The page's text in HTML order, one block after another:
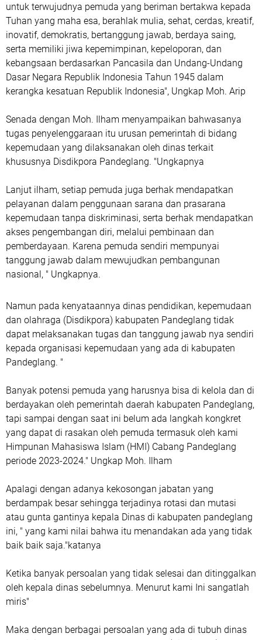
untuk terwujudnya pemuda yang beriman bertakwa kepada
Tuhan yang maha esa, berahlak mulia, sehat, cerdas, kreatif,
inovatif, demokratis, bertanggung jawab, berdaya saing,
serta memiliki jiwa kepemimpinan, kepeloporan, dan
kebangsaan berdasarkan Pancasila dan Undang-Undang
Dasar Negara Republik Indonesia Tahun 1945 dalam
kerangka kesatuan Republik Indonesia", Ungkap Moh. Arip
Senada dengan Moh. Ilham menyampaikan bahwasanya
tugas penyelenggaraan itu urusan pemerintah di bidang
kepemudaan yang dilaksanakan oleh dinas terkait
khususnya Disdikpora Pandeglang. "Ungkapnya
Lanjut ilham, setiap pemuda juga berhak mendapatkan
pelayanan dalam penggunaan sarana dan prasarana
kepemudaan tanpa diskriminasi, serta berhak mendapatkan
akses pengembangan diri, melalui pembinaan dan
pemberdayaan. Karena pemuda sendiri mempunyai
tanggung jawab dalam mewujudkan pembangunan
nasional, " Ungkapnya.
Namun pada kenyataannya dinas pendidikan, kepemudaan
dan olahraga (Disdikpora) kabupaten Pandeglang tidak
dapat melaksanakan tugas dan tanggung jawab nya sendiri
kepada organisasi kepemudaan yang ada di kabupaten
Pandeglang. "
Banyak potensi pemuda yang harusnya bisa di kelola dan di
berdayakan oleh pemerintah daerah kabupaten Pandeglang,
tapi sampai dengan saat ini belum ada langkah kongkret
yang dapat di rasakan oleh pemuda termasuk oleh kami
Himpunan Mahasiswa Islam (HMI) Cabang Pandeglang
periode 2023-2024." Ungkap Moh. Ilham
Apalagi dengan adanya kekosongan jabatan yang
berdampak besar sehingga terjadinya rotasi dan mutasi
atau gunta gantinya kepala Dinas di kabupaten pandeglang
ini, " yang kami nilai bahwa itu menandakan ada yang tidak
baik baik saja."katanya
Ketika banyak persoalan yang tidak selesai dan ditinggalkan
oleh kepala dinas sebelumnya. Menurut kami Ini sangatlah
miris"
Maka dengan berbagai persoalan yang ada di tubuh dinas